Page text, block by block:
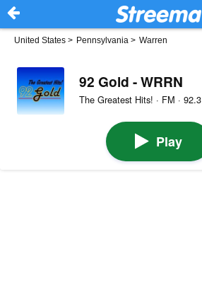
United States > Pennsylvania > Warren
92 Gold - WRRN
The Greatest Hits! · FM · 92.3
Play